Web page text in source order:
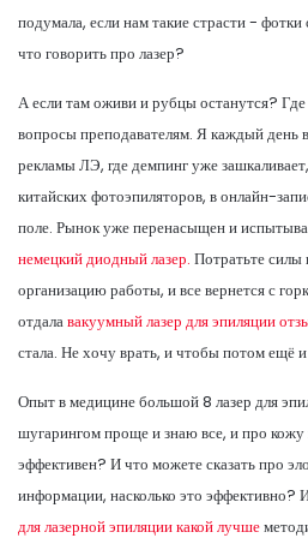
подумала, если нам такие страсти -
что говорить про лазер?
А если там оживи и рубцы останутся? Где
вопросы преподавателям. Я каждый день
рекламы ЛЭ, где демпинг уже
китайских фотоэпиляторов, в онлайн-
поле. Рынок уже перенасыщен и
немецкий диодный лазер. Потратьте
организацию работы, и все вернется с
отдалавакуумный лазер для эпиляции
стала. Не хочу врать, и чтобы потом ещё
Опыт в медицине большой 8 лазер для
шугарингом проще и знаю все, и про
эффективен? И что можете сказать про
информации, насколько это эффективно?
для лазерной эпиляции какой лучше